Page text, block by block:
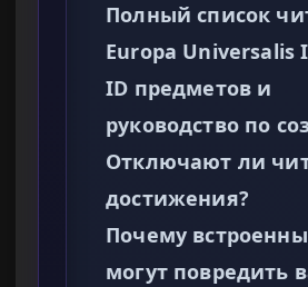
Полный список
Europa Universalis
ID предметов и
руководство по
Отключают ли
достижения?
Почему
могут повредить